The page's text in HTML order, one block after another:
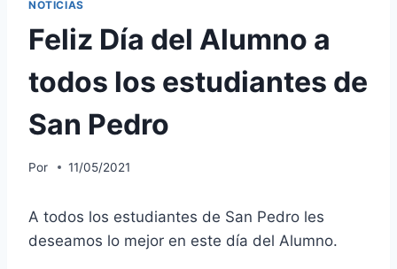
NOTICIAS
Feliz Día del Alumno a
todos los estudiantes de
San Pedro
Por 11/05/2021
A todos los estudiantes de San Pedro les
deseamos lo mejor en este día del Alumno.